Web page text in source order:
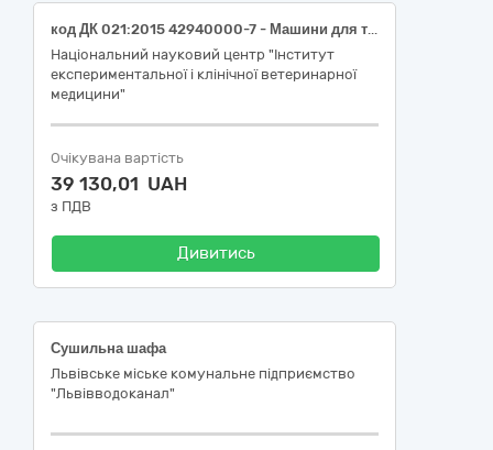
код ДК 021:2015 42940000-7 - Машини для термічної обробки матеріалів (Лабораторне обладнання для наукових досліджень: Термостат твердотільний Mini HCL100 з охолодженням і підігрівом кришки) або еквівалент
Національний науковий центр "Інститут
експериментальної і клінічної ветеринарної
медицини"
Очікувана вартість
39 130,01 UAH
з ПДВ
Дивитись
Сушильна шафа
Львівське міське комунальне підприємство
"Львівводоканал"